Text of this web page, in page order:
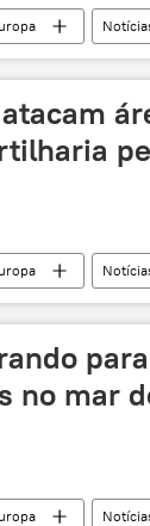
Armadas da
Polônia
no mar